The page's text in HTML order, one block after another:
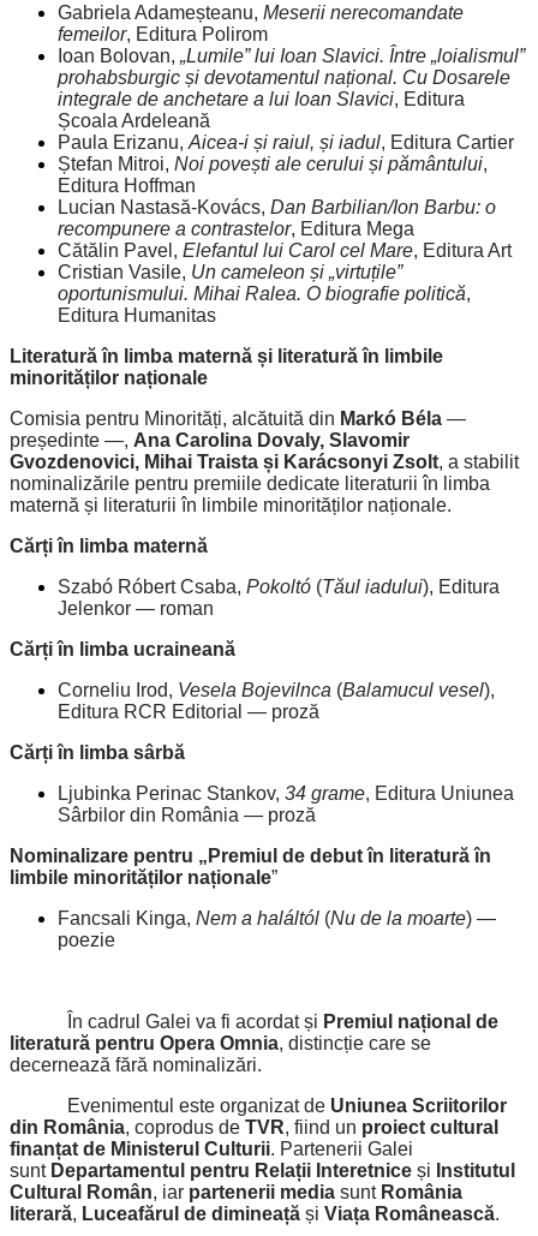
Gabriela Adameșteanu, Meserii nerecomandate
femeilor, Editura Polirom
Ioan Bolovan, „Lumile” lui Ioan Slavici. Între „loialismul”
prohabsburgic și devotamentul național. Cu Dosarele
integrale de anchetare a lui Ioan Slavici, Editura
Școala Ardeleană
Paula Erizanu, Aicea-i și raiul, și iadul, Editura Cartier
Ștefan Mitroi, Noi povești ale cerului și pământului,
Editura Hoffman
Lucian Nastasă-Kovács, Dan Barbilian/Ion Barbu: o
recompunere a contrastelor, Editura Mega
Cătălin Pavel, Elefantul lui Carol cel Mare, Editura Art
Cristian Vasile, Un cameleon și „virtuțile”
oportunismului. Mihai Ralea. O biografie politică,
Editura Humanitas
Literatură în limba maternă și literatură în limbile
minorităților naționale
Comisia pentru Minorități, alcătuită din Markó Béla —
președinte —, Ana Carolina Dovaly, Slavomir
Gvozdenovici, Mihai Traista și Karácsonyi Zsolt, a stabilit
nominalizările pentru premiile dedicate literaturii în limba
maternă și literaturii în limbile minorităților naționale.
Cărți în limba maternă
Szabó Róbert Csaba, Pokoltó (Tăul iadului), Editura
Jelenkor — roman
Cărți în limba ucraineană
Corneliu Irod, Vesela Bojevilnca (Balamucul vesel),
Editura RCR Editorial — proză
Cărți în limba sârbă
Ljubinka Perinac Stankov, 34 grame, Editura Uniunea
Sârbilor din România — proză
Nominalizare pentru „Premiul de debut în literatură în
limbile minorităților naționale”
Fancsali Kinga, Nem a haláltól (Nu de la moarte) —
poezie
În cadrul Galei va fi acordat și Premiul național de
literatură pentru Opera Omnia, distincție care se
decernează fără nominalizări.
Evenimentul este organizat de Uniunea Scriitorilor
din România, coprodus de TVR, fiind un proiect cultural
finanțat de Ministerul Culturii. Partenerii Galei
sunt Departamentul pentru Relații Interetnice și Institutul
Cultural Român, iar partenerii media sunt România
literară, Luceafărul de dimineață și Viața Românească.